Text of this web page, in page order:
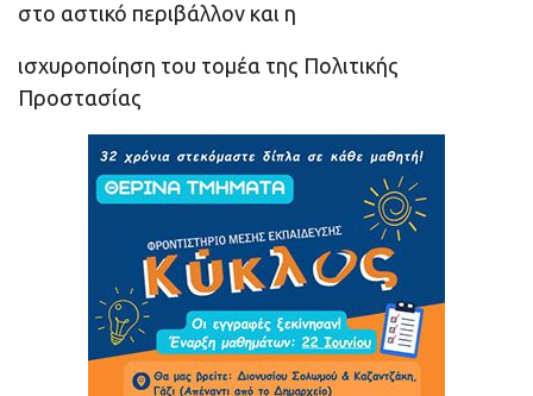
στο αστικό περιβάλλον και η
ισχυροποίηση του τομέα της Πολιτικής
Προστασίας